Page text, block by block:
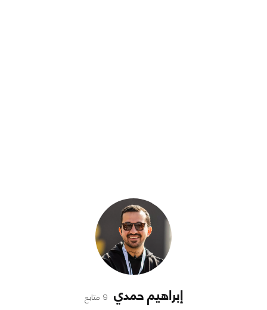
إبراهيم حمدي 9 متابع